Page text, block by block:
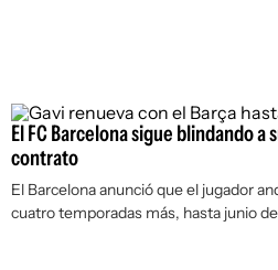
El FC Barcelona sigue blindando a
contrato
El Barcelona anunció que el jugador
cuatro temporadas más, hasta junio